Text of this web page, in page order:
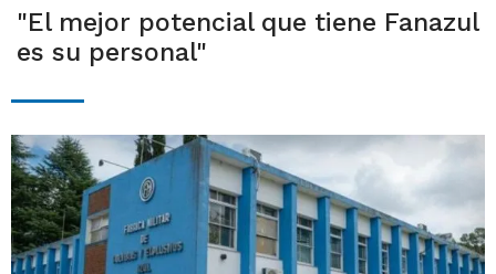
"El mejor potencial que tiene Fanazul
es su personal"